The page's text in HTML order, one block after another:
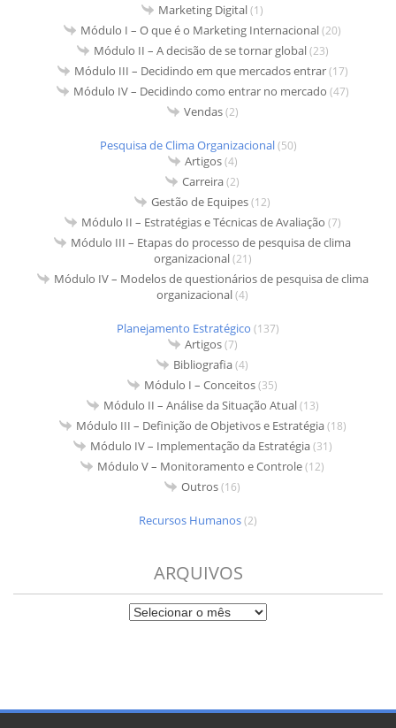
Marketing Digital(1)
Módulo I – O que é o Marketing Internacional(20)
Módulo II – A decisão de se tornar global(23)
Módulo III – Decidindo em que mercados entrar(17)
Módulo IV – Decidindo como entrar no mercado (47)
Vendas(2)
Pesquisa de Clima Organizacional(50)
Artigos(4)
Carreira(2)
Gestão de Equipes(12)
Módulo II – Estratégias e Técnicas de Avaliação (7)
Módulo III – Etapas do processo de pesquisa de clima
organizacional(21)
Módulo IV – Modelos de questionários de pesquisa de clima
organizacional(4)
Planejamento Estratégico (137)
Artigos(7)
Bibliografia(4)
Módulo I – Conceitos(35)
Módulo II – Análise da Situação Atual(13)
Módulo III – Definição de Objetivos e Estratégia(18)
Módulo IV – Implementação da Estratégia(31)
Módulo V – Monitoramento e Controle(12)
Outros(16)
Recursos Humanos(2)
ARQUIVOS